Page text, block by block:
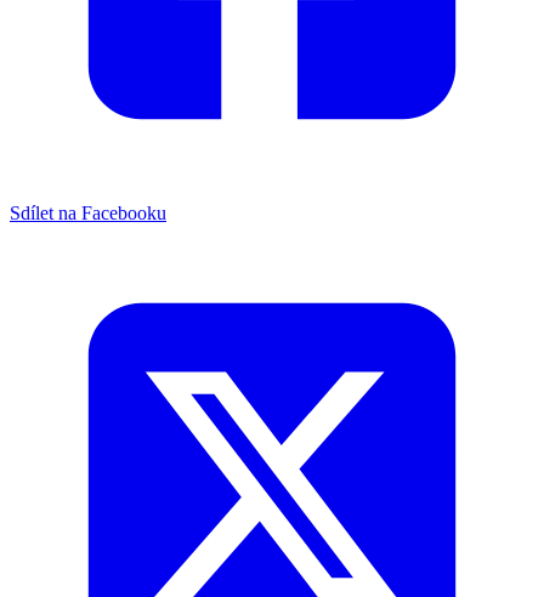
Sdílet na Facebooku